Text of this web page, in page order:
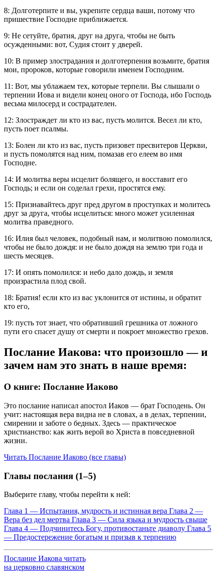
8: Долготерпите и вы, укрепите сердца ваши, потому что
пришествие Господне приближается.
9: Не сетуйте, братия, друг на друга, чтобы не быть
осужденными: вот, Судия стоит у дверей.
10: В пример злострадания и долготерпения возьмите, братия
мои, пророков, которые говорили именем Господним.
11: Вот, мы ублажаем тех, которые терпели. Вы слышали о
терпении Иова и видели конец оного от Господа, ибо Господь
весьма милосерд и сострадателен.
12: Злостраждет ли кто из вас, пусть молится. Весел ли кто,
пусть поет псалмы.
13: Болен ли кто из вас, пусть призовет пресвитеров Церкви,
и пусть помолятся над ним, помазав его елеем во имя
Господне.
14: И молитва веры исцелит болящего, и восставит его
Господь; и если он соделал грехи, простятся ему.
15: Признавайтесь друг пред другом в проступках и молитесь
друг за друга, чтобы исцелиться: много может усиленная
молитва праведного.
16: Илия был человек, подобный нам, и молитвою помолился,
чтобы не было дождя: и не было дождя на землю три года и
шесть месяцев.
17: И опять помолился: и небо дало дождь, и земля
произрастила плод свой.
18: Братия! если кто из вас уклонится от истины, и обратит
кто его,
19: пусть тот знает, что обративший грешника от ложного
пути его спасет душу от смерти и покроет множество грехов.
Послание Иакова: что произошло — и
зачем нам это знать в наше время:
О книге: Послание Иаково
Это послание написал апостол Иаков — брат Господень. Он
учит: настоящая вера видна не в словах, а в делах, терпении,
смирении и заботе о бедных. Здесь — практическое
христианство: как жить верой во Христа в повседневной
жизни.
Читать Послание Иаково (все главы)
Главы послания (1–5)
Выберите главу, чтобы перейти к ней:
Глава 1 — Испытания, мудрость и истинная вера Глава 2 —
Вера без дел мертва Глава 3 — Сила языка и мудрость свыше
Глава 4 — Подчинитесь Богу, противостаньте диаволу Глава 5
— Предостережение богатым и призыв к терпению
Послание Иакова читать
на церковно славянском